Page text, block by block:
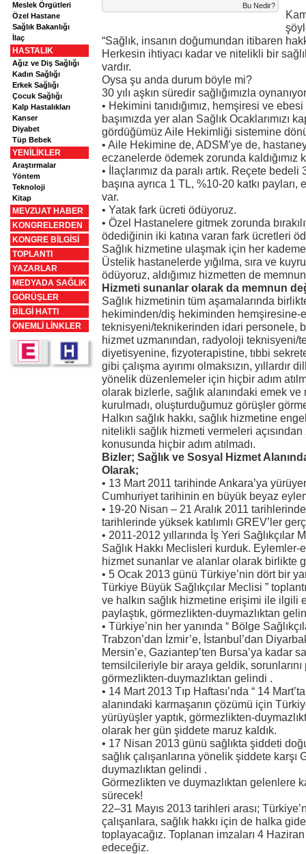
Meslek Örgütleri
Özel Hastane
Sağlık Bakanlığı
İlaç
HASTALIK
Ağız ve Diş Sağlığı
Kadın Sağlığı
Erkek Sağlığı
Çocuk Sağlığı
Kalp Hastalıkları
Kanser
Diyabet
Tüp Bebek
YENİLİKLER
Araştırmalar
Yöntem
Teknoloji
Kitap
MEVZUAT HABER
KONGRELERDEN
KONGRE BİLGİSİ
TOPLANTI
YAZARLAR
MEDYADA SAĞLIK
GÖRÜŞLER
BİLGİ HATTI
ÖNEMLİ LİNKLER
Bu Nedir?
“Sağlık, insanın doğumundan itibaren
Herkesin ihtiyacı kadar ve nitelikli bir
vardır.
Oysa şu anda durum böyle mi?
30 yılı aşkın süredir sağlığımızla
• Hekimini tanıdığımız, hemşiresi ve
başımızda yer alan Sağlık Ocaklarımızı
gördüğümüz Aile Hekimliği sistemine
• Aile Hekimine de, ADSM’ye de,
eczanelerde ödemek zorunda kaldığımız
• İlaçlarımız da paralı artık. Reçete
başına ayrıca 1 TL, %10-20 katkı
var.
• Yatak fark ücreti ödüyoruz.
• Özel Hastanelere gitmek zorunda
ödediğinin iki katına varan fark ücretleri
Sağlık hizmetine ulaşmak için her
Üstelik hastanelerde yığılma, sıra ve
ödüyoruz, aldığımız hizmetten de
Hizmeti sunanlar olarak da memnun
Sağlık hizmetinin tüm aşamalarında
hekiminden/diş hekiminden hemşiresine-
teknisyeni/teknikerinden idari personele,
hizmet uzmanından, radyoloji teknisyeni/
diyetisyenine, fizyoterapistine, tıbbi
gibi çalışma ayırımı olmaksızın,
yönelik düzenlemeler için hiçbir adım
olarak bizlerle, sağlık alanındaki emek
kurulmadı, oluşturduğumuz görüşler
Halkın sağlık hakkı, sağlık hizmetine
nitelikli sağlık hizmeti vermeleri
konusunda hiçbir adım atılmadı.
Bizler; Sağlık ve Sosyal Hizmet
Olarak;
• 13 Mart 2011 tarihinde Ankara’ya
Cumhuriyet tarihinin en büyük beyaz
• 19-20 Nisan – 21 Aralık 2011
tarihlerinde yüksek katılımlı GREV’ler
• 2011-2012 yıllarında İş Yeri
Sağlık Hakkı Meclisleri kurduk.
hizmet sunanlar ve alanlar olarak birlikte
• 5 Ocak 2013 günü Türkiye’nin dört bir
Türkiye Büyük Sağlıkçılar Meclisi ”
ve halkın sağlık hizmetine erişimi ile
paylaştık, görmezlikten-duymazlıktan
• Türkiye’nin her yanında “ Bölge
Trabzon’dan İzmir’e, İstanbul’dan
Mersin’e, Gaziantep’ten Bursa’ya kadar
temsilcileriyle bir araya geldik, sorunlarını
görmezlikten-duymazlıktan gelindi .
• 14 Mart 2013 Tıp Haftası’nda “ 14
alanındaki karmaşanın çözümü için
yürüyüşler yaptık, görmezlikten-
olarak her gün şiddete maruz kaldık.
• 17 Nisan 2013 günü sağlıkta şiddeti
sağlık çalışanlarına yönelik şiddete karşı
duymazlıktan gelindi .
Görmezlikten ve duymazlıktan gelenlere
sürecek!
22–31 Mayıs 2013 tarihleri arası;
çalışanlara, sağlık hakkı için de halka
toplayacağız. Toplanan imzaları 4
edeceğiz.